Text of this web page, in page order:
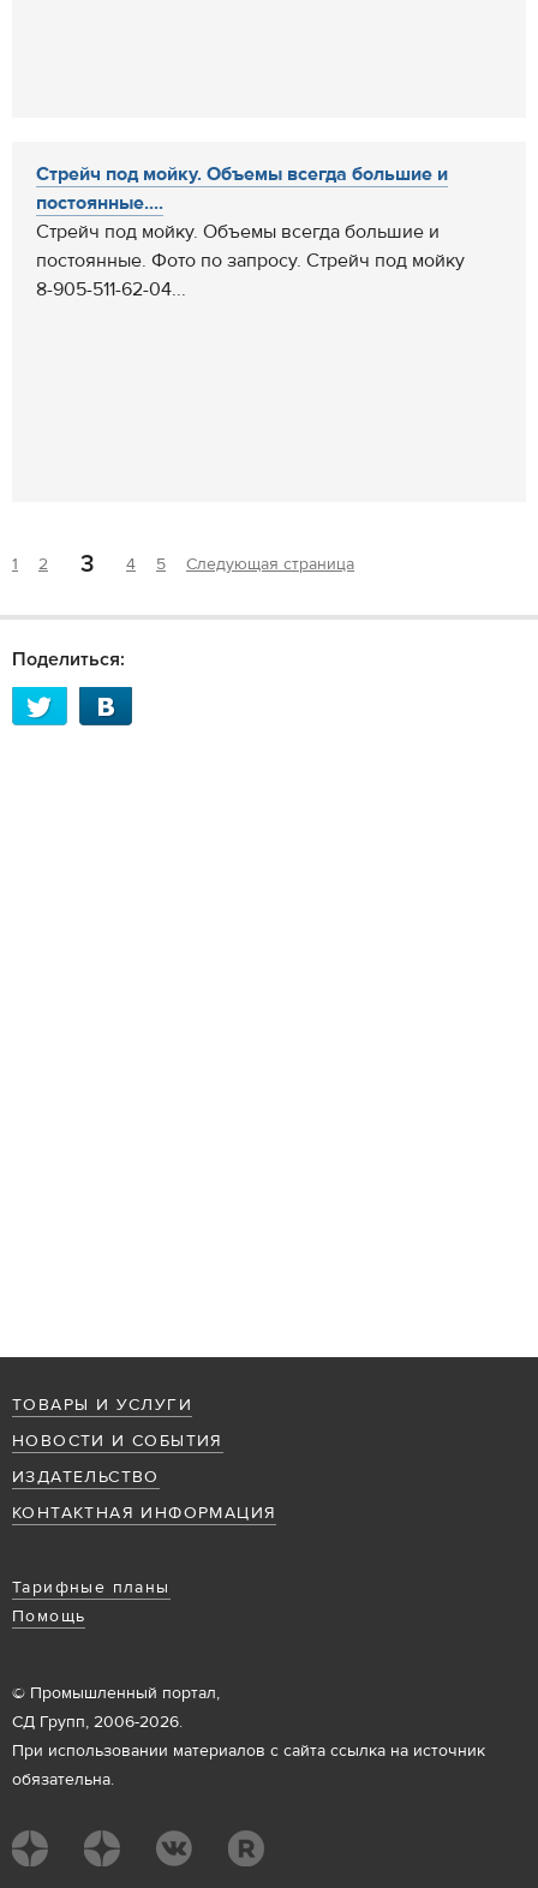
Стрейч под мойку. Объемы всегда большие и
постоянные....
Стрейч под мойку. Объемы всегда большие и
постоянные. Фото по запросу. Стрейч под мойку
8-905-511-62-04...
1 2 3 4 5 Следующая страница
Поделиться:
ТОВАРЫ И УСЛУГИ
НОВОСТИ И СОБЫТИЯ
ИЗДАТЕЛЬСТВО
КОНТАКТНАЯ ИНФОРМАЦИЯ
Тарифные планы
Помощь
© Промышленный портал,
СД Групп, 2006-2026.
При использовании материалов с сайта ссылка на источник
обязательна.